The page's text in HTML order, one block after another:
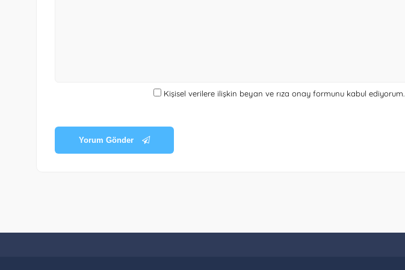
Kişisel verilere ilişkin beyan ve rıza onay formunukabul ediyorum.
Yorum Gönder